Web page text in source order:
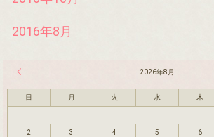
2016年8月
2026年8月
日 月 火 水 木
2 3 4 5 6